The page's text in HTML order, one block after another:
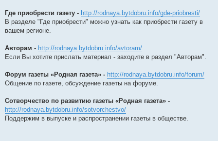
Где приобрести газету - http://rodnaya.bytdobru.info/gde-priobresti/
В разделе "Где приобрести" можно узнать как приобрести газету в
вашем регионе.
Авторам - http://rodnaya.bytdobru.info/avtoram/
Если Вы хотите прислать материал - заходите в раздел "Авторам".
Форум газеты «Родная газета» - http://rodnaya.bytdobru.info/forum/
Общение по газете, обсуждение газеты на форуме.
Сотворчество по развитию газеты «Родная газета» -
http://rodnaya.bytdobru.info/sotvorchestvo/
Поддержим в выпуске и распространении газеты в обществе.